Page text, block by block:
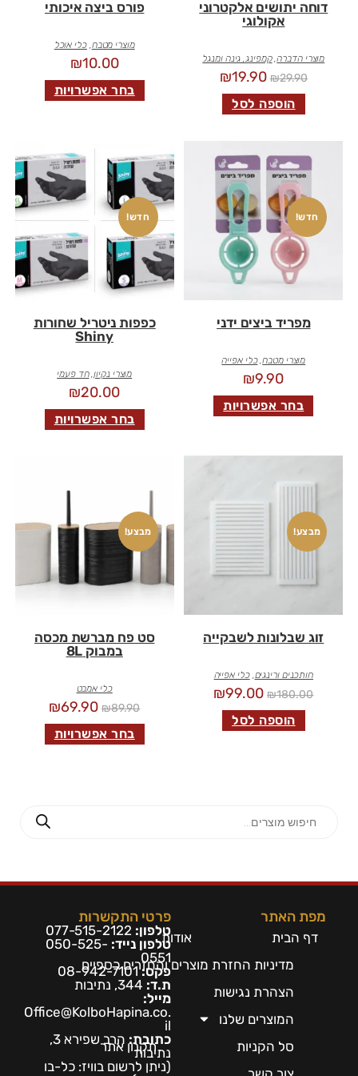
דוחה יתושים אלקטרוני
אקולוגי
מוצרי הדברה,קמפינג, גינה ומנגל
₪29.90
₪19.90
הוספה לסל
פורס ביצה איכותי
מוצרי מטבח,כלי אוכל
₪10.00
בחר אפשרויות
חדש!
מפריד ביצים ידני
מוצרי מטבח,כלי אפייה
₪9.90
בחר אפשרויות
חדש!
כפפות ניטריל שחורות
Shiny
מוצרי נקיון,חד פעמי
₪20.00
בחר אפשרויות
מבצע!
זוג שבלונות לשבקייה
חותכנים ורינגים,כלי אפייה
₪180.00
₪99.00
הוספה לסל
מבצע!
סט פח מברשת מכסה
במבוק 8L
כלי אמבט
₪89.90
₪69.90
בחר אפשרויות
מפת האתר
דף הבית
אודות
מדיניות החזרת מוצרים והחזרים כספיים
הצהרת נגישות
המוצרים שלנו
סל הקניות
תקנון אתר
פרטי התקשרות
טלפון: 077-515-2122
טלפון נייד: 050-525-
0551
פקס:08-942-7101
ת.ד:
מייל:
Office@KolboHapina.co.
il
כתובת:
הרב שפירא 3,
נתיבות
(ניתן לרשום בוויז: כל-בו